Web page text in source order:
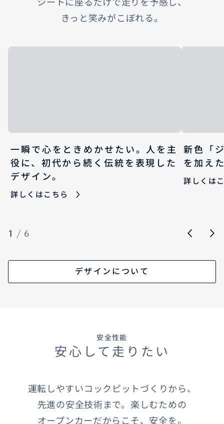
シートに座るだけで走りを予感し、
きっと笑みがこぼれる。
一瞬で心をときめかせたい。人を主
役に、初代から続く伝統を表現した
デザイン。
詳しくはこちら
新色「
を加え
詳しくは
1 / 6
デザインについて
安全性能
安心して走りたい
運転しやすいコックピットづくりから、
先進の安全技術まで。楽しむための
オープンカーだからこそ、安全を。